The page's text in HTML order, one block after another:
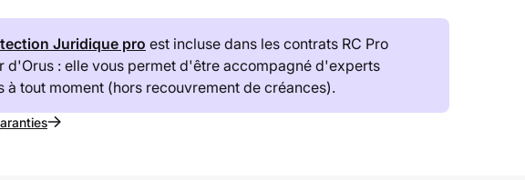
Juridique pro est incluse dans les contrats RC Pro
d'Orus : elle vous permet d'être accompagné d'experts
à tout moment (hors recouvrement de créances).